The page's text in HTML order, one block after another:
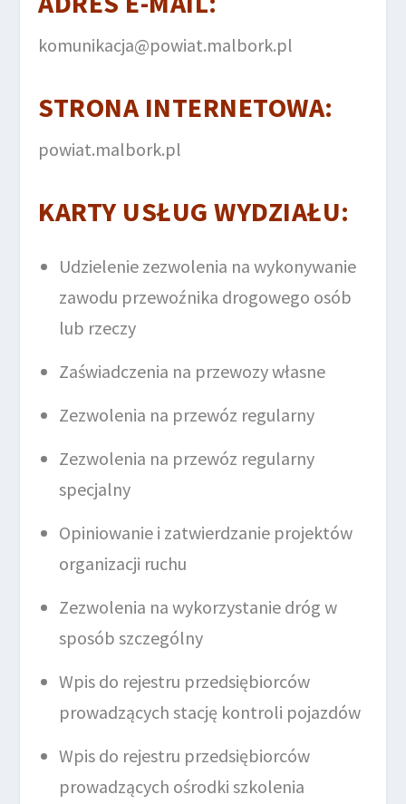
komunikacja@powiat.malbork.pl
STRONA INTERNETOWA:
powiat.malbork.pl
KARTY USŁUG WYDZIAŁU:
Udzielenie zezwolenia na wykonywanie
zawodu przewoźnika drogowego osób
lub rzeczy
Zaświadczenia na przewozy własne
Zezwolenia na przewóz regularny
Zezwolenia na przewóz regularny
specjalny
Opiniowanie i zatwierdzanie projektów
organizacji ruchu
Zezwolenia na wykorzystanie dróg w
sposób szczególny
Wpis do rejestru przedsiębiorców
prowadzących stację kontroli pojazdów
Wpis do rejestru przedsiębiorców
prowadzących ośrodki szkolenia